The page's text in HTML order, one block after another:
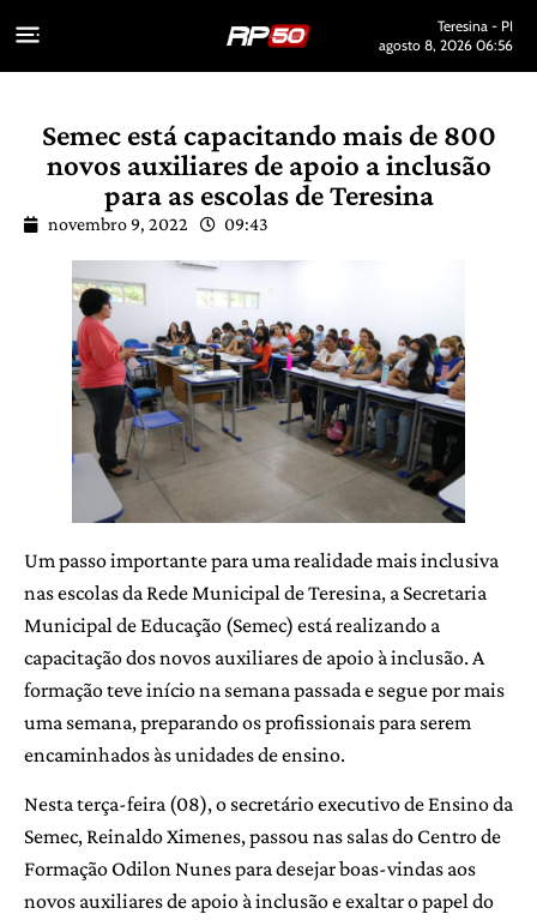
Teresina - PI
agosto 8, 2026 06:56
Semec está capacitando mais de 800
novos auxiliares de apoio a inclusão
para as escolas de Teresina
novembro 9, 2022 09:43
Um passo importante para uma realidade mais inclusiva
nas escolas da Rede Municipal de Teresina, a Secretaria
Municipal de Educação (Semec) está realizando a
capacitação dos novos auxiliares de apoio à inclusão. A
formação teve início na semana passada e segue por mais
uma semana, preparando os profissionais para serem
encaminhados às unidades de ensino.
Nesta terça-feira (08), o secretário executivo de Ensino da
Semec, Reinaldo Ximenes, passou nas salas do Centro de
Formação Odilon Nunes para desejar boas-vindas aos
novos auxiliares de apoio à inclusão e exaltar o papel do